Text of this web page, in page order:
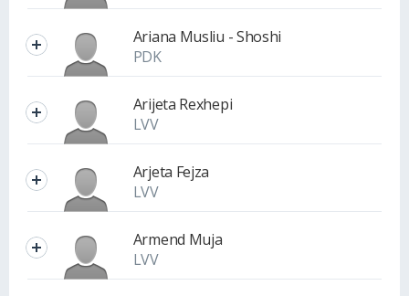
Ariana Musliu - Shoshi
PDK
Arijeta Rexhepi
LVV
Arjeta Fejza
LVV
Armend Muja
LVV